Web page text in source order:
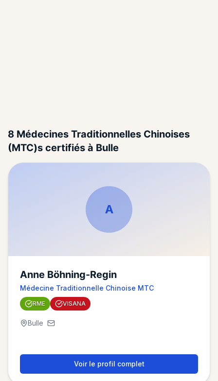
8 Médecines Traditionnelles Chinoises
(MTC)s certifiés à Bulle
A
Anne Böhning-Regin
Médecine Traditionnelle Chinoise MTC
RME VISANA
Bulle
Voir le profil complet